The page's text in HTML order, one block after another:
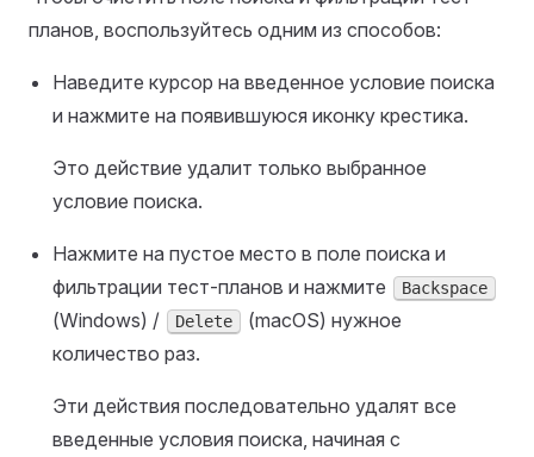
планов, воспользуйтесь одним из способов:
Наведите курсор на введенное условие поиска
и нажмите на появившуюся иконку крестика.
Это действие удалит только выбранное
условие поиска.
Нажмите на пустое место в поле поиска и
фильтрации тест-планов и нажмите
Backspace
(Windows) / Delete
(macOS) нужное
количество раз.
Эти действия последовательно удалят все
введенные условия поиска, начиная с